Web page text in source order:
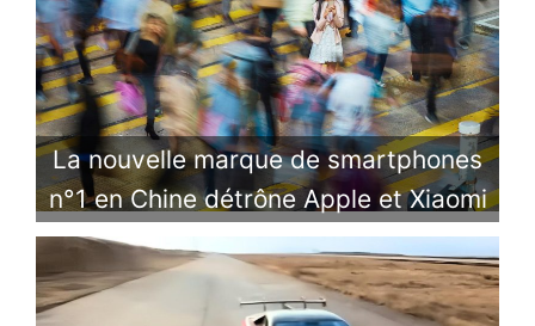
La nouvelle marque de smartphones
n°1 en Chine détrône Apple et Xiaomi